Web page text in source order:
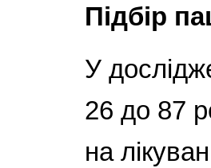
Підбір
У
26 до 87
на